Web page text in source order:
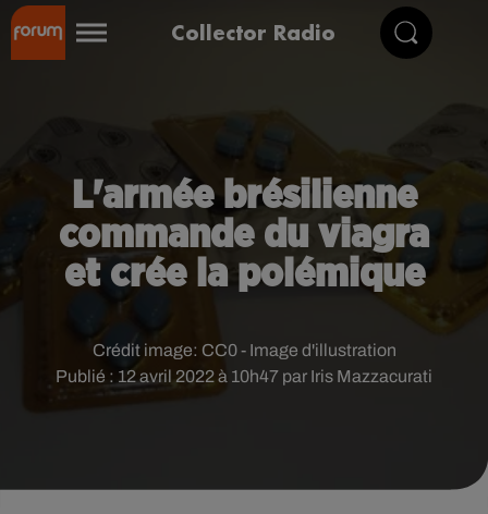
Collector Radio
L'armée brésilienne
commande du viagra
et crée la polémique
Publié : 12 avril 2022 à 10h47 par Iris Mazzacurati
Crédit image: CC0 - Image d'illustration